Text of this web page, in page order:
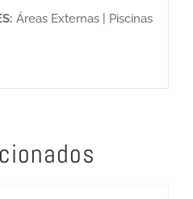
Áreas Externas | Piscinas